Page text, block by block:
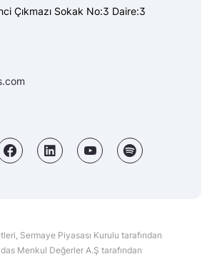
Çıkmazı Sokak No:3 Daire:3
Sermaye Piyasası Kurulu tarafından
Menkul Değerler A.Ş tarafından